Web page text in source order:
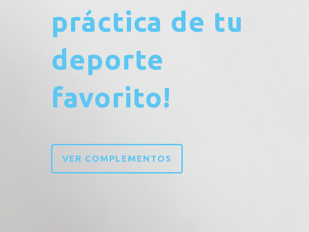
práctica de tu
deporte
favorito!
VER COMPLEMENTOS